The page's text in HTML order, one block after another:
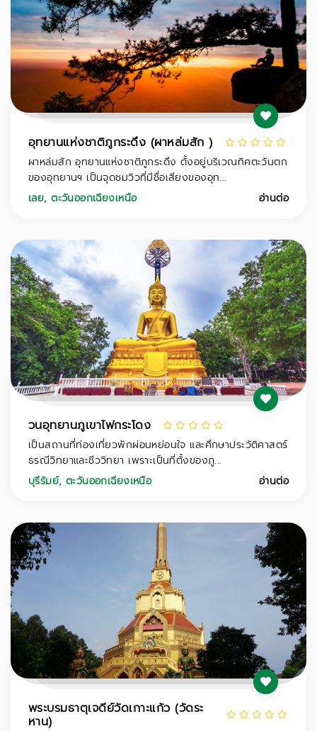
อุทยานแห่งชาติภูกระดึง (ผาหล่มสัก )
ผาหล่มสัก อุทยานแห่งชาติภูกระดึง ตั้งอยู่บริเวณทิศตะวันตก
ของอุทยานฯ เป็นจุดชมวิวที่มีชื่อเสียงของอุท...
เลย,ตะวันออกเฉียงเหนือ อ่านต่อ
วนอุทยานภูเขาไฟกระโดง
เป็นสถานที่ท่องเที่ยวพักผ่อนหย่อนใจ และศึกษาประวัติศาสตร์
ธรณีวิทยาและชีววิทยา เพราะเป็นที่ตั้งของภู...
บุรีรัมย์, ตะวันออกเฉียงเหนือ อ่านต่อ
พระบรมธาตุเจดีย์วัดเกาะแก้ว (วัดระ
หาน)